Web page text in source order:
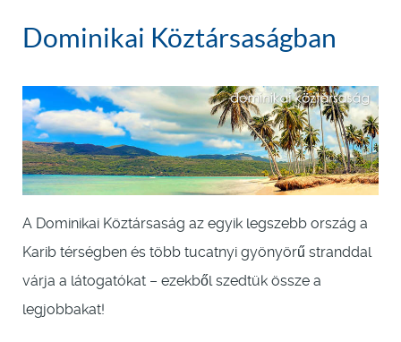
Dominikai Köztársaságban
A Dominikai Köztársaság az egyik legszebb ország a
Karib térségben és több tucatnyi gyönyörű stranddal
várja a látogatókat – ezekből szedtük össze a
legjobbakat!